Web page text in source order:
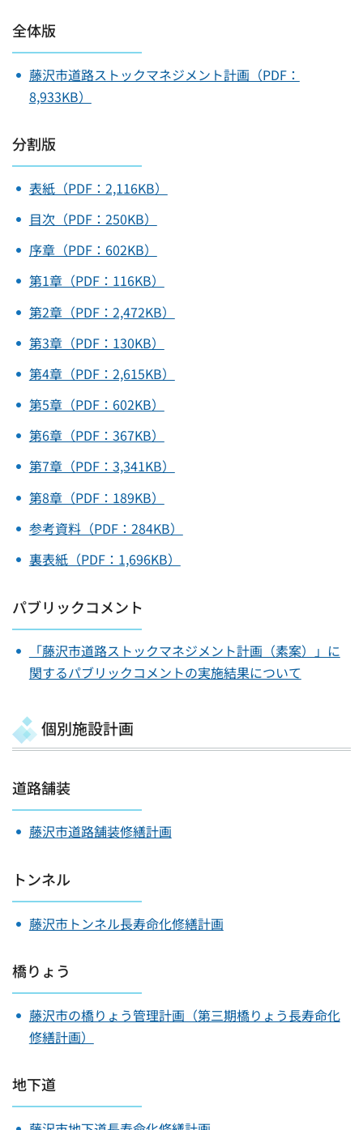
全体版
藤沢市道路ストックマネジメント計画（PDF：
8,933KB）
分割版
表紙（PDF：2,116KB）
目次（PDF：250KB）
序章（PDF：602KB）
第1章（PDF：116KB）
第2章（PDF：2,472KB）
第3章（PDF：130KB）
第4章（PDF：2,615KB）
第5章（PDF：602KB）
第6章（PDF：367KB）
第7章（PDF：3,341KB）
第8章（PDF：189KB）
参考資料（PDF：284KB）
裏表紙（PDF：1,696KB）
パブリックコメント
「藤沢市道路ストックマネジメント計画（素案）」に
関するパブリックコメントの実施結果について
個別施設計画
道路舗装
藤沢市道路舗装修繕計画
トンネル
藤沢市トンネル長寿命化修繕計画
橋りょう
藤沢市の橋りょう管理計画（第三期橋りょう長寿命化
修繕計画）
地下道